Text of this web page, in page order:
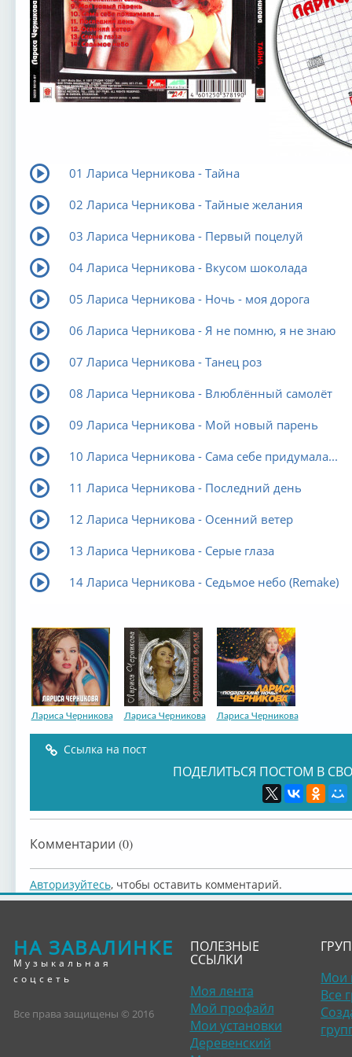
01 Лариса Черникова - Тайна
02 Лариса Черникова - Тайные желания
03 Лариса Черникова - Первый поцелуй
04 Лариса Черникова - Вкусом шоколада
05 Лариса Черникова - Ночь - моя дорога
06 Лариса Черникова - Я не помню, я не знаю
07 Лариса Черникова - Танец роз
08 Лариса Черникова - Влюблённый самолёт
09 Лариса Черникова - Мой новый парень
10 Лариса Черникова - Сама себе придумала...
11 Лариса Черникова - Последний день
12 Лариса Черникова - Осенний ветер
13 Лариса Черникова - Серые глаза
14 Лариса Черникова - Седьмое небо (Remake)
Лариса Черникова Лариса Черникова Лариса Черникова
Ссылка на пост
ПОДЕЛИТЬСЯ ПОСТОМ В
Комментарии (0)
Авторизуйтесь, чтобы оставить комментарий.
НА ЗАВАЛИНКЕ
Музыкальная
соцсеть
Все права защищены © 2016
ПОЛЕЗНЫЕ
ССЫЛКИ
Моя лента
Мой профайл
Мои установки
Деревенский
Мои
Все